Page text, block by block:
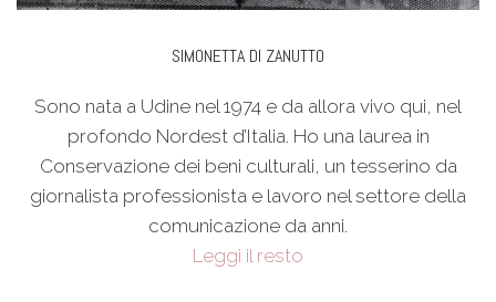
SIMONETTA DI ZANUTTO
Sono nata a Udine nel 1974 e da allora vivo qui, nel
profondo Nordest d’Italia. Ho una laurea in
Conservazione dei beni culturali, un tesserino da
giornalista professionista e lavoro nel settore della
comunicazione da anni.
Leggi il resto